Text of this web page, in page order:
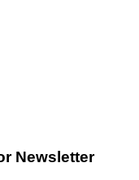
Newsletter